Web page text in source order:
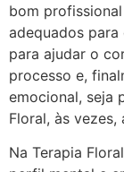
bom
adequados para
para ajudar o
processo e,
emocional, seja
Floral, às vezes,
Na Terapia